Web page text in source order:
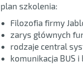
plan szkolenia:
Filozofia firmy
zarys głównych
rodzaje central
komunikacja BUS